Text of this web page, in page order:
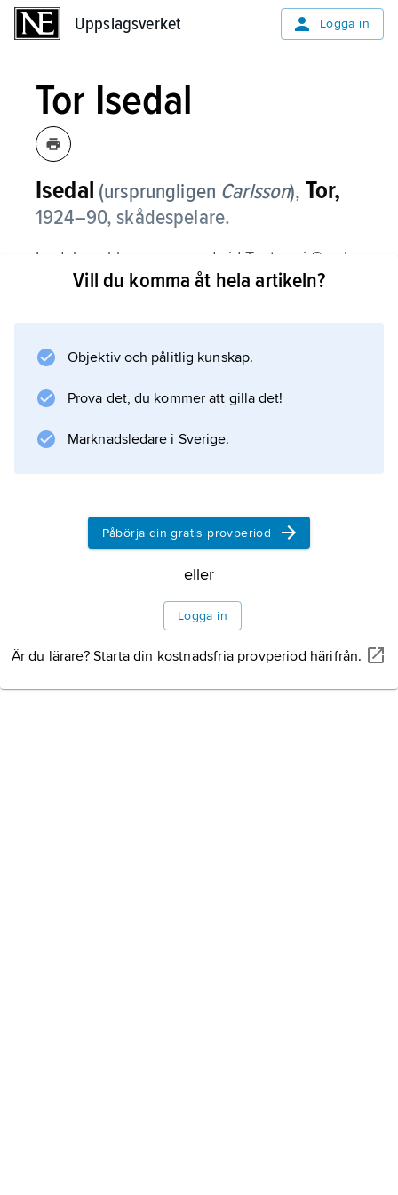
Uppslagsverket Logga in
Tor Isedal
Isedal (ursprungligen Carlsson), Tor,
1924–90, skådespelare.
Isedal var bl.a. engagerad vid Teatern i Gamla
stan och Stockholms stadsteater, medlem av
början ofta spela våldsman, t.ex. i Ingmar
övrigt ett brett register från Mackie Kniven i
Information om artikeln
Vill du komma åt hela artikeln?
Objektiv och pålitlig kunskap.
Prova det, du kommer att gilla det!
Marknadsledare i Sverige.
Påbörja din gratis provperiod
eller
Logga in
Är du lärare? Starta din kostnadsfria provperiod härifrån.